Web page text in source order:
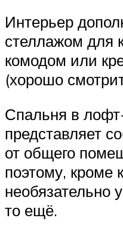
Интерьер
стеллажом для
комодом или
(хорошо
Спальня в
представляет
от общего
поэтому, кроме
необязательно
то ещё.